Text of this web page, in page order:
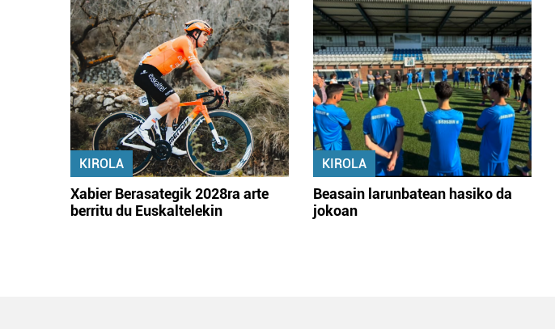
KIROLA
Xabier Berasategik 2028ra arte
berritu du Euskaltelekin
KIROLA
Beasain larunbatean hasiko da
jokoan